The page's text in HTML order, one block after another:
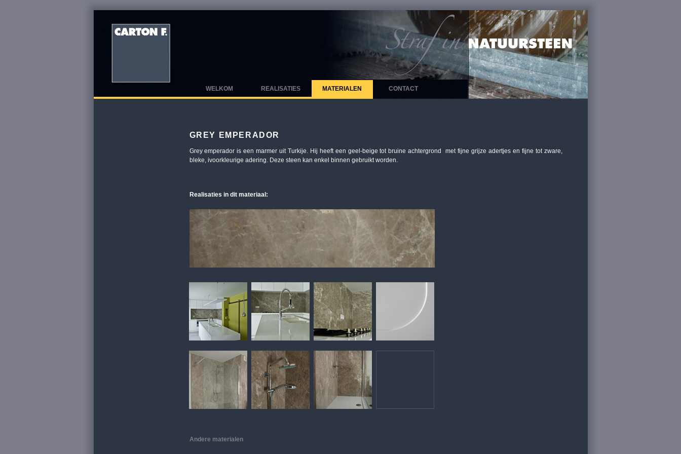
WELKOM REALISATIES MATERIALEN CONTACT
GREY EMPERADOR
Grey emperador is een marmer uit Turkije. Hij heeft een geel-beige tot bruine achtergrond met fijne grijze adertjes en fijne tot zware,
bleke, ivoorkleurige adering. Deze steen kan enkel binnen gebruikt worden.
Realisaties in dit materiaal:
Andere materialen